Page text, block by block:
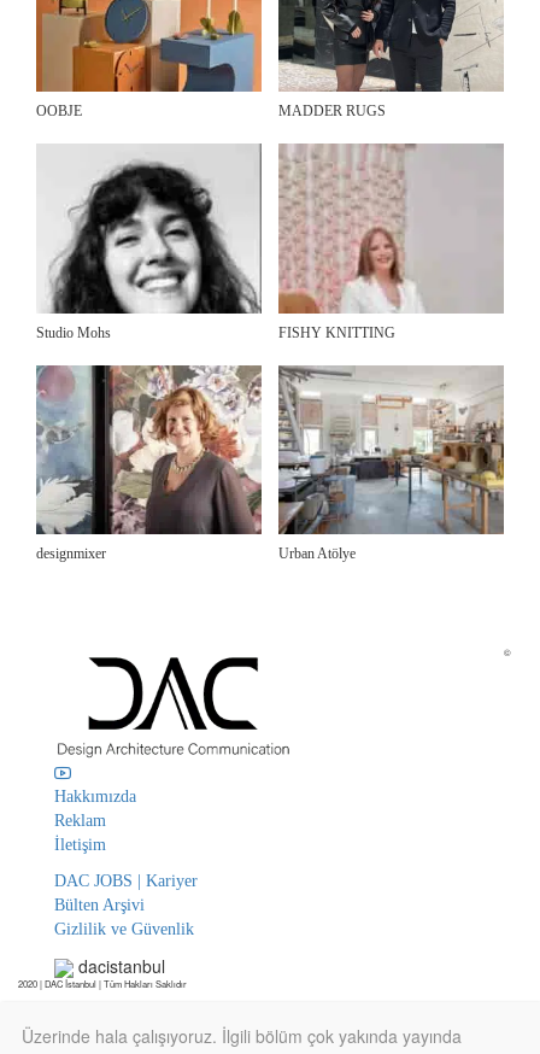
OOBJE MADDER RUGS
Studio Mohs FISHY KNITTING
designmixer Urban Atölye
Hakkımızda
Reklam
İletişim
DAC JOBS | Kariyer
Bülten Arşivi
Gizlilik ve Güvenlik
dacistanbul
©
2020 | DAC İstanbul | Tüm Hakları Saklıdır
Üzerinde hala çalışıyoruz. İlgili bölüm çok yakında yayında